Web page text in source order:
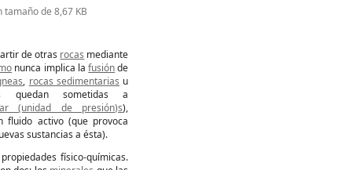
tamaño de 8,67 KB
de otras rocas mediante
nunca implica lafusiónde
, rocas sedimentarias u
quedan sometidas a
(unidad de presión)s),
activo (que provoca
sustancias a ésta).
físico-químicas.